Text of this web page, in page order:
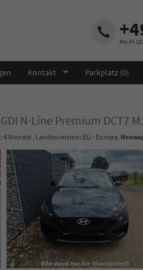
Mo-Fr
Kontakt Parkplatz (0)
N-Line Premium DCT7
4 Monate, Landesversion: EU - Europa,